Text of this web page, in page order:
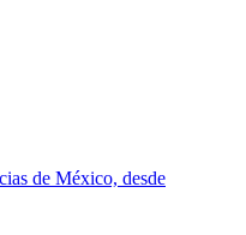
de México, desde